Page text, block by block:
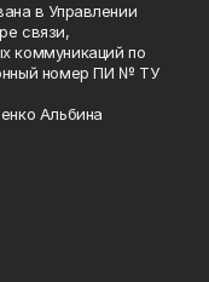
в Управлении
связи,
коммуникаций по
номер ПИ № ТУ
Альбина